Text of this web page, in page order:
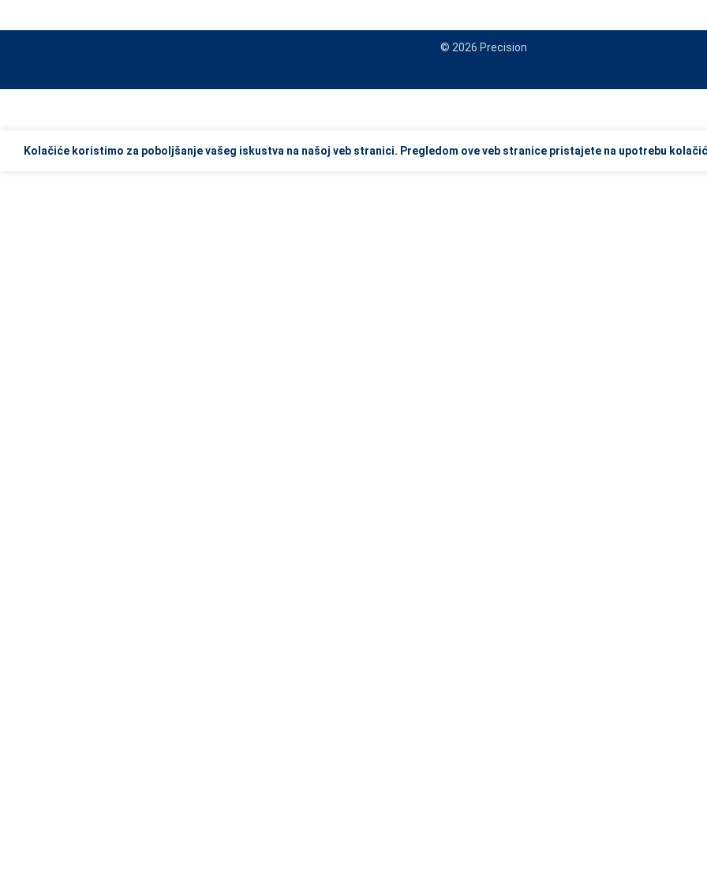
© 2026 Precision
Kolačiće koristimo za poboljšanje vašeg iskustva na našoj veb stranici. Pregledom ove veb stranice pristajete na upotrebu